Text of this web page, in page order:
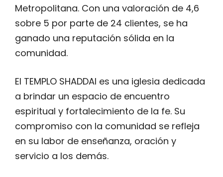
Metropolitana. Con una valoración de 4,6
sobre 5 por parte de 24 clientes, se ha
ganado una reputación sólida en la
comunidad.
El TEMPLO SHADDAI es una iglesia dedicada
a brindar un espacio de encuentro
espiritual y fortalecimiento de la fe. Su
compromiso con la comunidad se refleja
en su labor de enseñanza, oración y
servicio a los demás.